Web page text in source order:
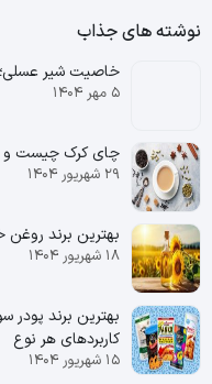
نوشته های جذاب
خاصیت شیر عسلی؛
۵ مهر ۱۴۰۴
چای کرک چیست و
۲۹ شهریور ۱۴۰۴
بهترین برند
۱۸ شهریور ۱۴۰۴
بهترین برند پودر
کاربردهای هر نوع
۱۵ شهریور ۱۴۰۴